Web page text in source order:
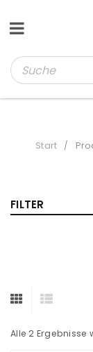
Start /
FILTER
Alle 2 Ergebnisse